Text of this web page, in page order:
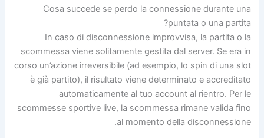
Cosa succede se perdo la connessione durante una
puntata o una partita?
In caso di disconnessione improvvisa, la partita o la
scommessa viene solitamente gestita dal server. Se era in
corso un’azione irreversibile (ad esempio, lo spin di una slot
è già partito), il risultato viene determinato e accreditato
automaticamente al tuo account al rientro. Per le
scommesse sportive live, la scommessa rimane valida fino
al momento della disconnessione.